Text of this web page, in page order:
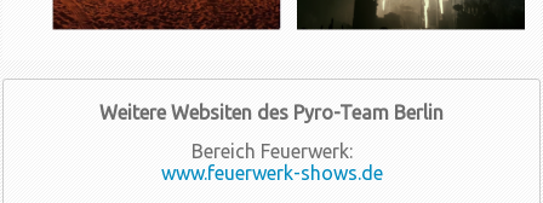
Weitere Websiten des Pyro-Team Berlin
Bereich Feuerwerk:
www.feuerwerk-shows.de